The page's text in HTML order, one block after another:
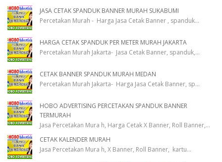
JASA CETAK SPANDUK BANNER MURAH SUKABUMI
Percetakan Murah - Harga Jasa Cetak Banner , spanduk...
HARGA CETAK SPANDUK PER METER MURAH JAKARTA
Percetakan Murah Jakarta- Jasa Cetak Banner, spanduk,...
CETAK BANNER SPANDUK MURAH MEDAN
Percetakan Murah Jakarta- Harga Jasa Cetak Banner, sp...
HOBO ADVERTISING PERCETAKAN SPANDUK BANNER
TERMURAH
Jasa Percetakan Mura h, Harga Cetak X Banner, Roll Banner,...
CETAK KALENDER MURAH
Jasa Percetakan Mura h, X Banner, Roll Banner, kartu...